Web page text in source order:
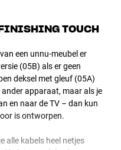
TOUCH
een unnu-meubel er
(05B) als er geen
deksel met gleuf (05A)
apparaat, maar als je
en naar de TV – dan kun
is ontworpen.
alle kabels heel netjes